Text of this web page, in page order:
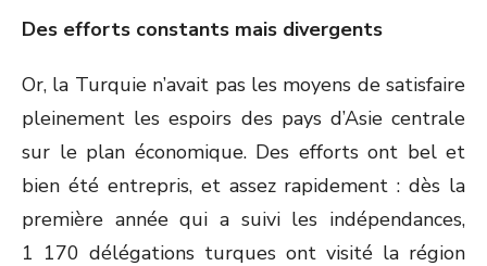
Des efforts constants mais divergents
Or, la Turquie n’avait pas les moyens de satisfaire
pleinement les espoirs des pays d’Asie centrale
sur le plan économique. Des efforts ont bel et
bien été entrepris, et assez rapidement : dès la
première année qui a suivi les indépendances,
1 170 délégations turques ont visité la région